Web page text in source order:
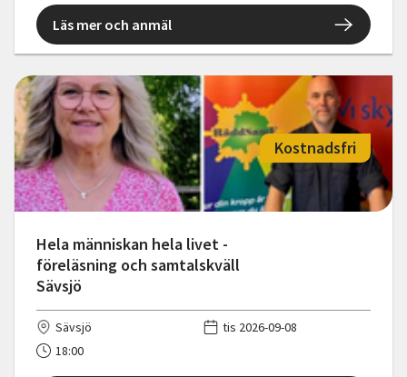
Läs mer och anmäl
Hela människan hela livet -
föreläsning och samtalskväll
Sävsjö
Kostnadsfri
Sävsjö
tis 2026-09-08
18:00